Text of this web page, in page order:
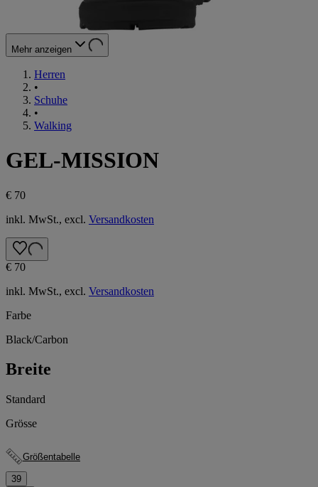
Mehr anzeigen
Herren
•
Schuhe
•
Walking
GEL-MISSION
€ 70
inkl. MwSt., excl. Versandkosten
€ 70
inkl. MwSt., excl. Versandkosten
Farbe
Black/Carbon
Breite
Standard
Grösse
Größentabelle
39